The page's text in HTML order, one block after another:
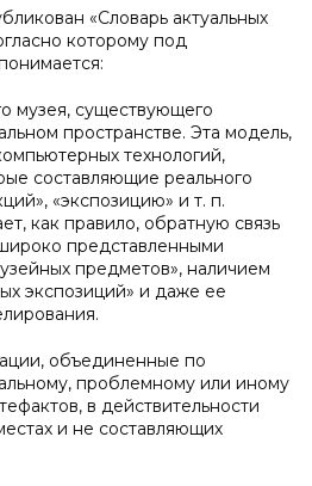
«Словарь актуальных
которому под
музея, существующего
пространстве. Эта модель,
технологий,
составляющие реального
«экспозицию» и т. п.
как правило, обратную связь
представленными
предметов», наличием
экспозиций» и даже ее
объединенные по
проблемному или иному
в действительности
и не составляющих